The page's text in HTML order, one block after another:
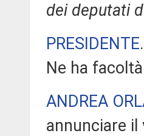
dei deputati
PRESIDENTE
Ne ha
ANDREA
annunciare